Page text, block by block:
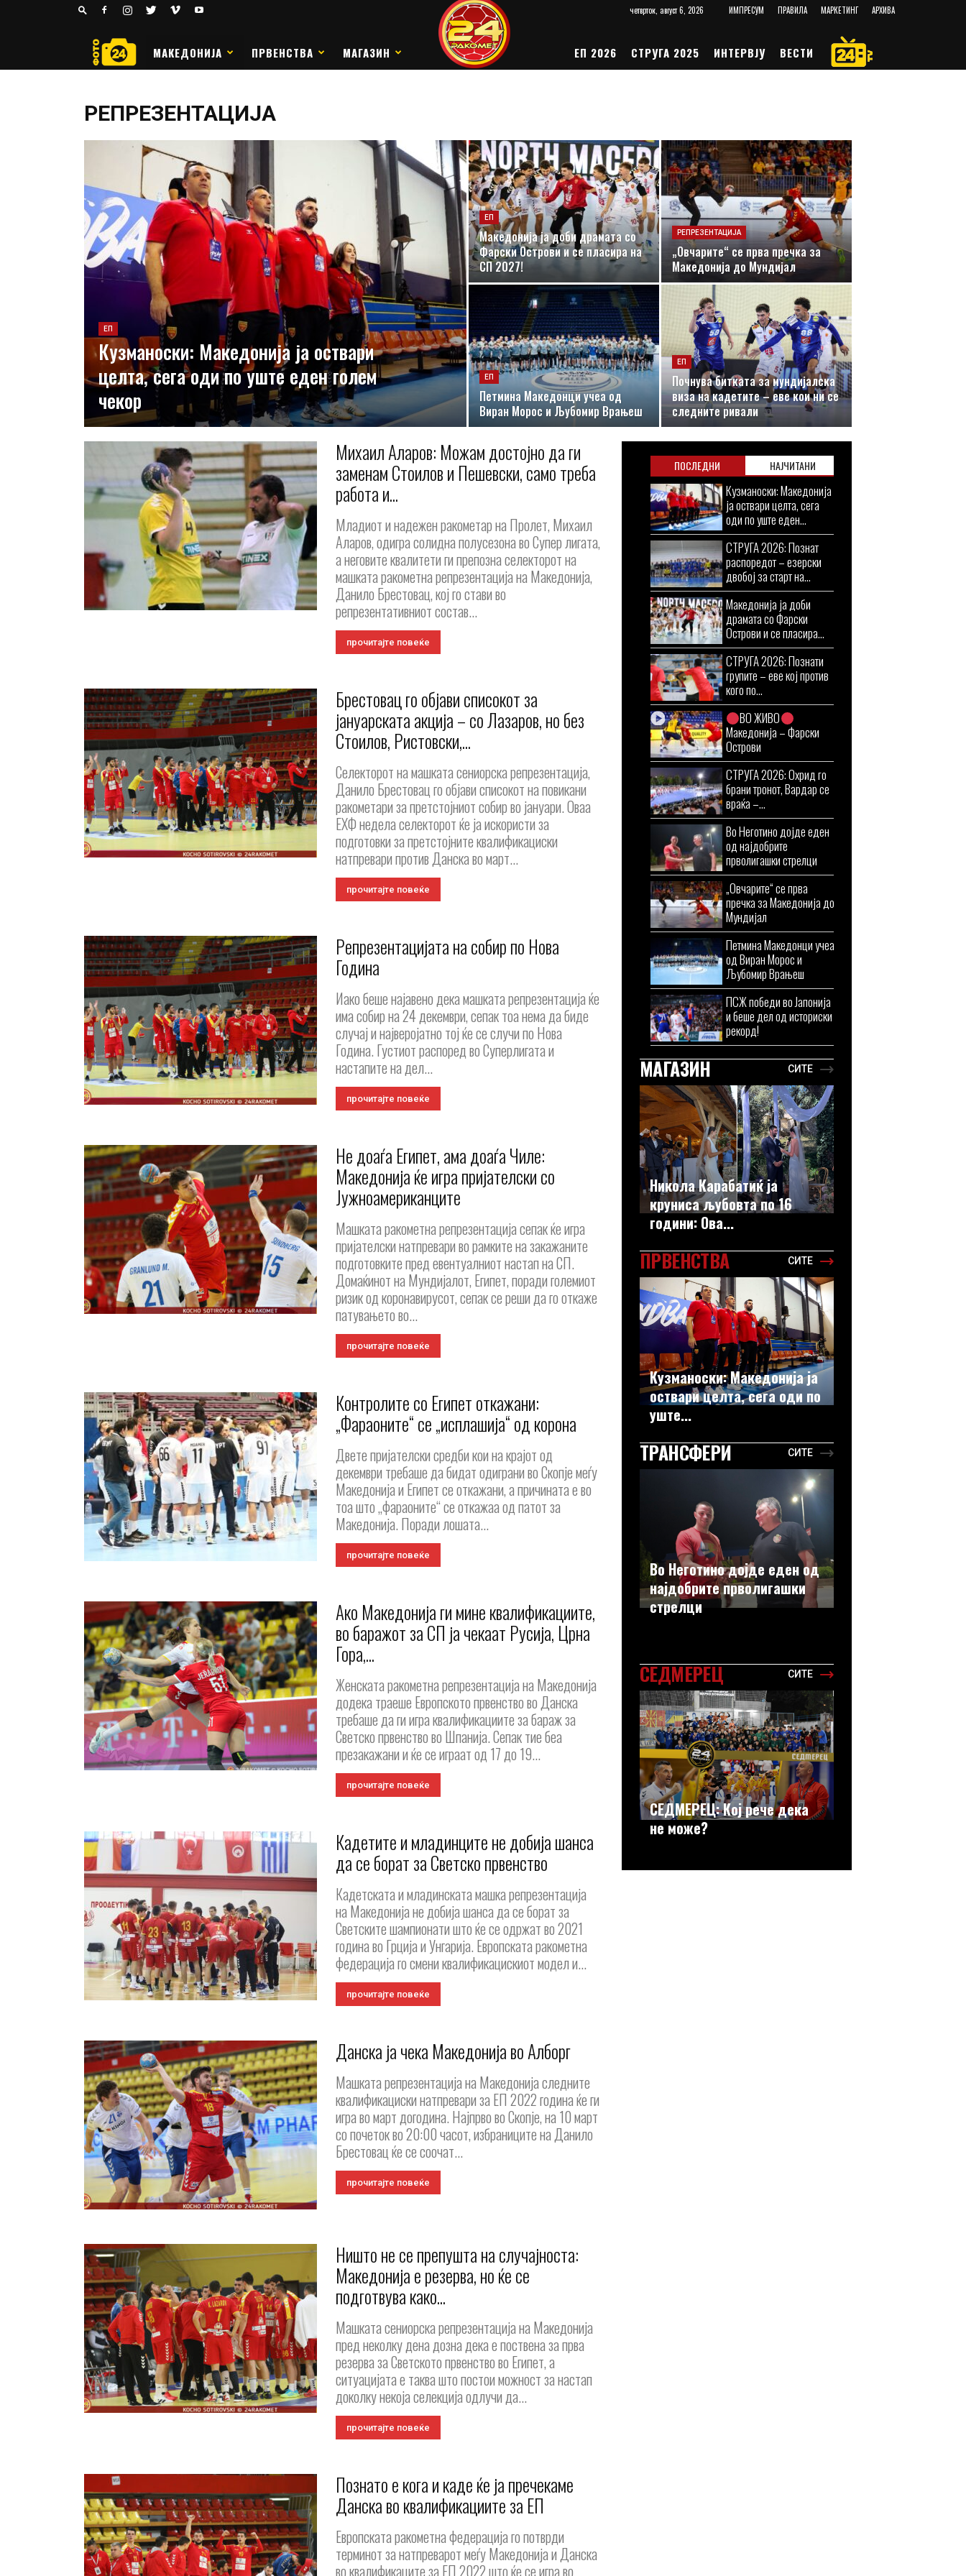
четврток, август 6, 2026 ИМПРЕСУМ ПРАВИЛА МАРКЕТИНГ АРХИВА
РАКОМЕТ
МАКЕДОНИЈА ПРВЕНСТВА МАГАЗИН ЕП 2026 СТРУГА 2025 ИНТЕРВЈУ ВЕСТИ
РЕПРЕЗЕНТАЦИЈА
ЕП
Кузманоски: Македонија ја оствари
целта, сега оди по уште еден голем
чекор
ЕП
Македонија ја доби драмата со
Фарски Острови и се пласира на
СП 2027!
РЕПРЕЗЕНТАЦИЈА
„Овчарите“ се прва пречка за
Македонија до Мундијал
ЕП
Петмина Македонци учеа од
Виран Морос и Љубомир Врањеш
ЕП
Почнува битката за мундијалска
виза на кадетите – еве кои ни се
следните ривали
Михаил Аларов: Moжам достојно да ги
заменам Стоилов и Пешевски, само треба
работа и...
Младиот и надежен ракометар на Пролет, Михаил
Аларов, одигра солидна полусезона во Супер лигата,
а неговите квалитети ги препозна селекторот на
машката ракометна репрезентација на Македонија,
Данило Брестовац, кој го стави во
репрезентативниот состав...
прочитајте повеќе
Брестовац го објави списокот за
јануарската акција – со Лазаров, но без
Стоилов, Ристовски,...
Селекторот на машката сениорска репрезентација,
Данило Брестовац го објави списокот на повикани
ракометари за претстојниот собир во јануари. Оваа
ЕХФ недела селекторот ќе ја искористи за
подготовки за претстојните квалификациски
натпревари против Данска во март...
прочитајте повеќе
Репрезентацијата на собир по Нова
Година
Иако беше најавено дека машката репрезентација ќе
има собир на 24 декември, сепак тоа нема да биде
случај и најверојатно тој ќе се случи по Нова
Година. Густиот распоред во Суперлигата и
настапите на дел...
прочитајте повеќе
Не доаѓа Египет, ама доаѓа Чиле:
Македонија ќе игра пријателски со
Јужноамериканците
Машката ракометна репрезентација сепак ќе игра
пријателски натпревари во рамките на закажаните
подготовките пред евентуалниот настап на СП.
Домаќинот на Мундијалот, Египет, поради големиот
ризик од коронавирусот, сепак се реши да го откаже
патувањето во...
прочитајте повеќе
Контролите со Египет откажани:
„Фараоните“ се „исплашија“ од корона
Двете пријателски средби кои на крајот од
декември требаше да бидат одиграни во Скопје меѓу
Македонија и Египет се откажани, а причината е во
тоа што „фараоните“ се откажаа од патот за
Македонија. Поради лошата...
прочитајте повеќе
Ако Македонија ги мине квалификациите,
во баражот за СП ја чекаат Русија, Црна
Гора,...
Женската ракометна репрезентација на Македонија
додека траеше Европското првенство во Данска
требаше да ги игра квалификациите за бараж за
Светско првенство во Шпанија. Сепак тие беа
презакажани и ќе се играат од 17 до 19...
прочитајте повеќе
Кадетите и младинците не добија шанса
да се борат за Светско првенство
Кадетската и младинската машка репрезентација
на Македонија не добија шанса да се борат за
Светските шампионати што ќе се одржат во 2021
година во Грција и Унгарија. Европската ракометна
федерација го смени квалификацискиот модел и...
прочитајте повеќе
Данска ја чека Македонија во Алборг
Машката репрезентација на Македонија следните
квалификациски натпревари за ЕП 2022 година ќе ги
игра во март догодина. Најпрво во Скопје, на 10 март
со почеток во 20:00 часот, избраниците на Данило
Брестовац ќе се соочат...
прочитајте повеќе
Ништо не се препушта на случајноста:
Македонија e резерва, но ќе се
подготвува како...
Машката сениорска репрезентација на Македонија
пред неколку дена дозна дека е поствена за прва
резерва за Светското првенство во Египет, а
ситуацијата е таква што постои можност за настап
доколку некоја селекција одлучи да...
прочитајте повеќе
Познато е кога и каде ќе ја пречекаме
Данска во квалификациите за ЕП
Европската ракометна федерација го потврди
терминот за натпреварот меѓу Македонија и Данска
во квалификаците за ЕП 2022 што ќе се игра во
ПОСЛЕДНИ НАЈЧИТАНИ
Кузманоски: Македонија
ја оствари целта, сега
оди по уште еден...
СТРУГА 2026: Познат
распоредот – езерски
двобој за старт на...
Македонија ја доби
драмата со Фарски
Острови и се пласира...
СТРУГА 2026: Познати
групите – еве кој против
кого по...
ВО ЖИВО
Македонија – Фарски
Острови
СТРУГА 2026: Охрид го
брани тронот, Вардар се
враќа –...
Во Неготино дојде еден
од најдобрите
прволигашки стрелци
„Овчарите“ се прва
пречка за Македонија до
Мундијал
Петмина Македонци учеа
од Виран Морос и
Љубомир Врањеш
ПСЖ победи во Јапонија
и беше дел од историски
рекорд!
МАГАЗИН СИТЕ
Никола Карабатиќ ја
круниса љубовта по 16
години: Ова...
ПРВЕНСТВА СИТЕ
Кузманоски: Македонија ја
оствари целта, сега оди по
уште...
ТРАНСФЕРИ СИТЕ
Во Неготино дојде еден од
најдобрите прволигашки
стрелци
СЕДМЕРЕЦ СИТЕ
СЕДМЕРЕЦ: Кој рече дека
не може?